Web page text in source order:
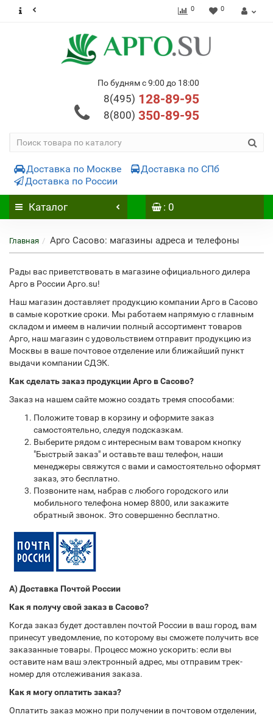
0 0
По будням с 9:00 до 18:00
8(495) 128-89-95
8(800) 350-89-95
Доставка по Москве
Доставка по СПб
Доставка по России
Каталог : 0
Главная Арго Сасово: магазины адреса и телефоны
Рады вас приветствовать в магазине официального дилера
Арго в России Арго.su!
Наш магазин доставляет продукцию компании Арго в Сасово
в самые короткие сроки. Мы работаем напрямую с главным
складом и имеем в наличии полный ассортимент товаров
Арго, наш магазин с удовольствием отправит продукцию из
Москвы в ваше почтовое отделение или ближайший пункт
выдачи компании СДЭК.
Как сделать заказ продукции Арго в Сасово?
Заказ на нашем сайте можно создать тремя способами:
Положите товар в корзину и оформите заказ
самостоятельно, следуя подсказкам.
Выберите рядом с интересным вам товаром кнопку
"Быстрый заказ" и оставьте ваш телефон, наши
менеджеры свяжутся с вами и самостоятельно оформят
заказ, это бесплатно.
Позвоните нам, набрав с любого городского или
мобильного телефона номер 8800, или закажите
обратный звонок. Это совершенно бесплатно.
А) Доставка Почтой России
Как я получу свой заказ в Сасово?
Когда заказ будет доставлен почтой России в ваш город, вам
принесут уведомление, по которому вы сможете получить все
заказанные товары. Процесс можно ускорить: если вы
оставите нам ваш электронный адрес, мы отправим трек-
номер для отслеживания заказа.
Как я могу оплатить заказ?
Оплатить заказ можно при получении в почтовом отделении,